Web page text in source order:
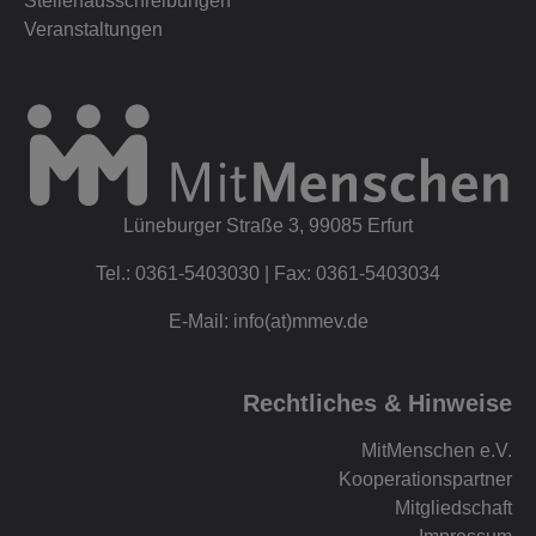
Veranstaltungen
Lüneburger Straße 3, 99085 Erfurt
Tel.: 0361-5403030 | Fax: 0361-5403034
E-Mail: info(at)mmev.de
Rechtliches & Hinweise
MitMenschen e.V.
Kooperationspartner
Mitgliedschaft